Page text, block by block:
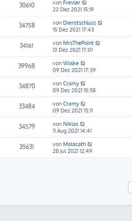
30610 von Frevler
22 Dez 2021 15:19
34758 von Dienstschluss
15 Dez 2021 17:43
34161 von MrsThePoint
13 Dez 2021 17:01
39968 von Wolke
09 Dez 2021 17:39
34870 von Cramy
09 Dez 2021 15:58
33484 von Cramy
09 Dez 2021 15:11
34579 von Niklas
11 Aug 2021 14:41
35631 von Malacath
28 Jul 2021 12:49